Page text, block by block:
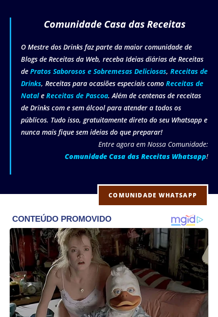
Comunidade Casa das Receitas
O Mestre dos Drinks faz parte da maior comunidade de
Blogs de Receitas da Web, receba Ideias diárias de Receitas
de Pratos Saborosos e Sobremesas Deliciosas, Receitas de
Drinks, Receitas para ocasiões especiais como Receitas de
Natale Receitas de Pascoa. Além de centenas de receitas
de Drinks com e sem álcool para atender a todos os
públicos. Tudo isso, gratuitamente direto do seu Whatsapp e
nunca mais fique sem ideias do que preparar!
Entre agora em Nossa Comunidade:
Comunidade Casa das Receitas Whatsapp!
COMUNIDADE WHATSAPP